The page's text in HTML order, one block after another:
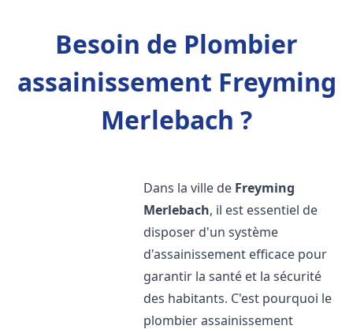
Besoin de Plombier
assainissement Freyming
Merlebach ?
Dans la ville de Freyming
Merlebach, il est essentiel de
disposer d'un système
d'assainissement efficace pour
garantir la santé et la sécurité
des habitants. C'est pourquoi le
plombier assainissement